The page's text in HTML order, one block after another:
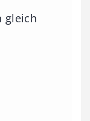
gleich